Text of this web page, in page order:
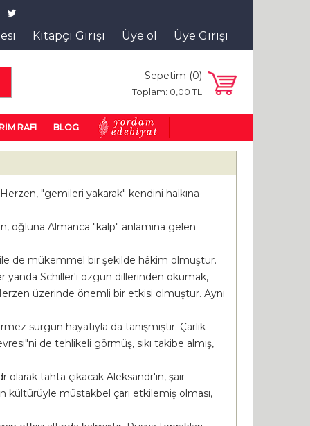
Kitapçı Girişi Üye ol Üye Girişi
Sepetim (0)
Toplam: 0,00 TL
RAFI BLOG
"gemileri yakarak" kendini halkına
oğluna Almanca "kalp" anlamına gelen
de mükemmel bir şekilde hâkim olmuştur.
yanda Schiller'i özgün dillerinden okumak,
üzerinde önemli bir etkisi olmuştur. Aynı
sürgün hayatıyla da tanışmıştır. Çarlık
de tehlikeli görmüş, sıkı takibe almış,
tahta çıkacak Aleksandr'ın, şair
kültürüyle müstakbel çarı etkilemiş olması,